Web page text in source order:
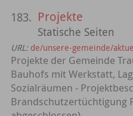
183. Projekte
Statische Seiten
URL: de/unsere-gemeinde/
Projekte der Gemeinde
Bauhofs mit Werkstatt,
Sozialräumen -
Brandschutzertüchtigung